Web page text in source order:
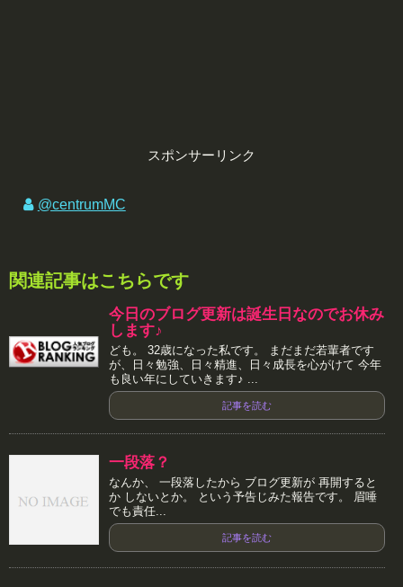
スポンサーリンク
@centrumMC
関連記事はこちらです
今日のブログ更新は誕生日なのでお休み
します♪
ども。 32歳になった私です。 まだまだ若輩者です
が、日々勉強、日々精進、日々成長を心がけて 今年
も良い年にしていきます♪ ...
記事を読む
一段落？
なんか、 一段落したから ブログ更新が 再開すると
か しないとか。 という予告じみた報告です。 眉唾
でも責任...
記事を読む